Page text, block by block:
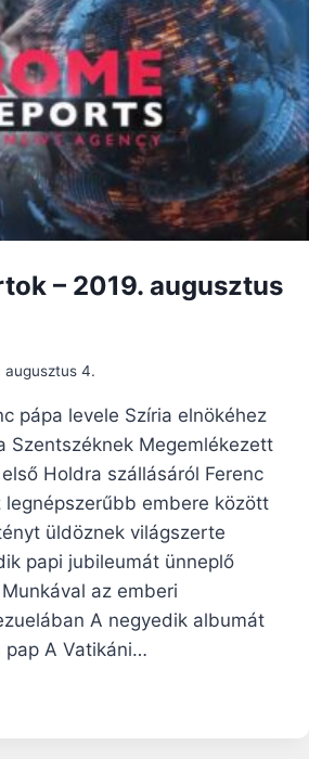
– 2019. augusztus
augusztus 4.
pápa levele Szíria elnökéhez
Szentszéknek Megemlékezett
Holdra szállásáról Ferenc
legnépszerűbb embere között
üldöznek világszerte
papi jubileumát ünneplő
az emberi
A negyedik albumát
pap A Vatikáni…